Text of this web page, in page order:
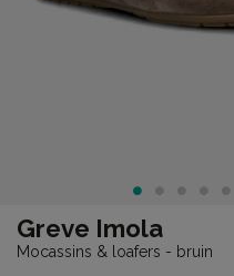
Greve Imola
Mocassins & loafers - bruin